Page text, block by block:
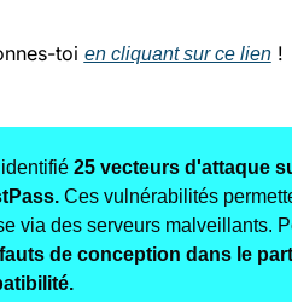
toi en cliquant sur ce lien !
25 vecteurs d'attaque
Ces vulnérabilités
via des serveurs malveillants.
de conception dans le